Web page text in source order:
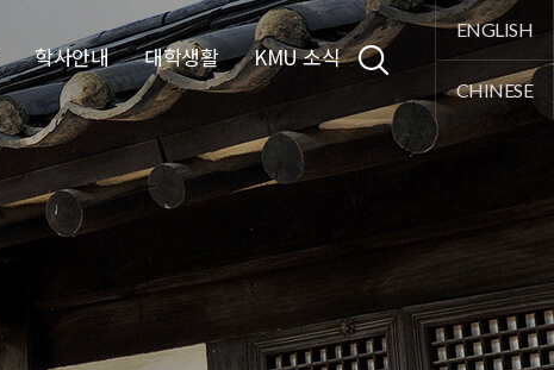
학사안내 대학생활 KMU 소식
통합검색
ENGLISH
CHINESE